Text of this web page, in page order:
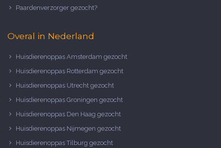
Paardenverzorger gezocht?
Overal in Nederland
Huisdierenoppas Amsterdam gezocht
Huisdierenoppas Rotterdam gezocht
Huisdierenoppas Utrecht gezocht
Huisdierenoppas Groningen gezocht
Huisdierenoppas Den Haag gezocht
Huisdierenoppas Nijmegen gezocht
Huisdierenoppas Tilburg gezocht